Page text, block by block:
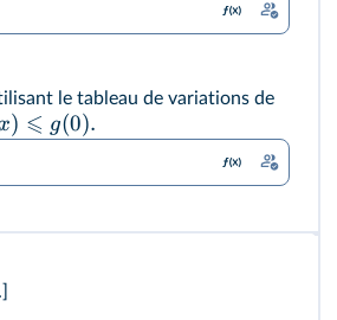
le tableau de variations de
) ⩽ g(0).